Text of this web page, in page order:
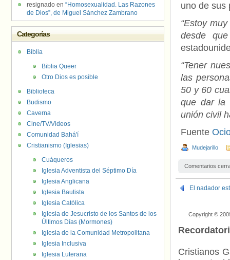
uno de sus
“Estoy
desde
“Tener
las
50 y 60
que dar la
unión civil
Fuente
Mudejarillo
Comentarios
El nadador
Copyright ©
Cristianos
resignado en “Homosexualidad. Las Razones
de Dios”, de Miguel Sánchez Zambrano
Categorías
Biblia
Biblia Queer
Otro Dios es posible
Biblioteca
Budismo
Caverna
Cine/TV/Videos
Comunidad Bahá'í
Cristianismo (Iglesias)
Cuáqueros
Iglesia Adventista del Séptimo Día
Iglesia Anglicana
Iglesia Bautista
Iglesia Católica
Iglesia de Jesucristo de los Santos de los
Últimos Días (Mormones)
Iglesia de la Comunidad Metropolitana
Iglesia Inclusiva
Iglesia Luterana